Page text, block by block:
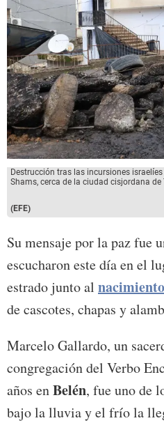
Destrucción tras las incursiones
Shams, cerca de la ciudad cisjordana
(EFE)
Su mensaje por la paz fue
escucharon este día en el
estrado junto al
de cascotes, chapas y
Marcelo Gallardo, un
congregación del Verbo
años enBelén, fue uno de
bajo la lluvia y el frío la